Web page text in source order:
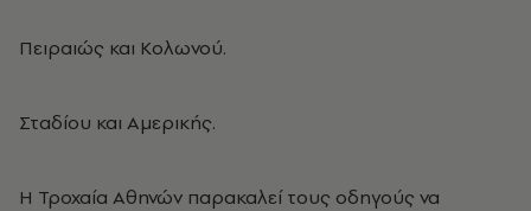
Πειραιώς και Κολωνού.
Σταδίου και Αμερικής.
Η Τροχαία Αθηνών παρακαλεί τους οδηγούς να